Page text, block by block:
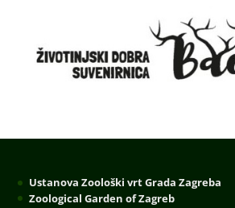
Ustanova Zoološki vrt Grada Zagreba
Zoological Garden of Zagreb